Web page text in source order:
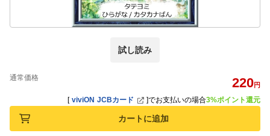
試し読み
通常価格 220円
[ viviON JCBカード ]でお支払いの場合3%ポイント還元
カートに追加